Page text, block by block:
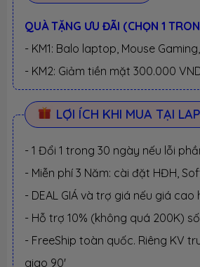
QUÀ TẶNG ƯU ĐÃI (CHỌN 1
- KM1: Balo laptop, Mouse
- KM2: Giảm tiền mặt 300.000
LỢI ÍCH KHI MUA TẠI
- 1 Đổi 1 trong 30 ngày nếu lỗi
- Miễn phí 3 Năm: cài đặt HĐH,
- DEAL GIÁ và trợ giá nếu giá
- Hỗ trợ 10% (không quá 200K)
- FreeShip toàn quốc. Riêng KV
giao 90'